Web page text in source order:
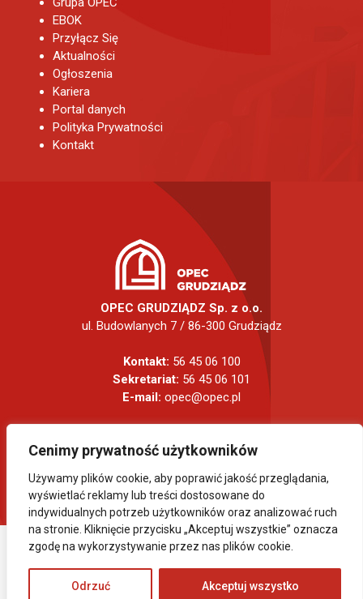
Cenimy prywatność użytkowników
Używamy plików cookie, aby poprawić jakość przeglądania,
wyświetlać reklamy lub treści dostosowane do
indywidualnych potrzeb użytkowników oraz analizować ruch
na stronie. Kliknięcie przycisku „Akceptuj wszystkie” oznacza
zgodę na wykorzystywanie przez nas plików cookie.
Odrzuć Akceptuj wszystko
EBOK
Przyłącz Się
Aktualności
Ogłoszenia
Kariera
Portal danych
Polityka Prywatności
Kontakt
OPEC GRUDZIĄDZ Sp. z o.o.
ul. Budowlanych 7 / 86-300 Grudziądz
Kontakt: 56 45 06 100
Sekretariat: 56 45 06 101
E-mail: opec@opec.pl
ZASTRZEŻONE.